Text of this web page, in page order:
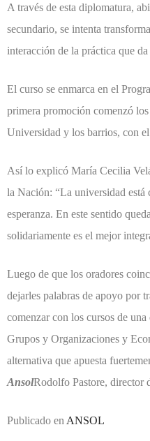
A través de esta diplomatura,
secundario, se intenta
interacción de la práctica que
El curso se enmarca en el
primera promoción comenzó
Universidad y los barrios, con
Así lo explicó María Cecilia
la Nación: “La universidad está
esperanza. En este sentido
solidariamente es el mejor
Luego de que los oradores
dejarles palabras de apoyo por
comenzar con los cursos de
Grupos y Organizaciones y
alternativa que apuesta
AnsolRodolfo Pastore, director
Publicado enANSOL